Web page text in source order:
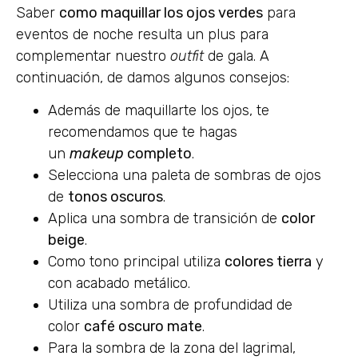
Saber como maquillar los ojos verdes para
eventos de noche resulta un plus para
complementar nuestro outfitde gala. A
continuación, de damos algunos consejos:
Además de maquillarte los ojos, te
recomendamos que te hagas
un makeup completo.
Selecciona una paleta de sombras de ojos
de tonos oscuros.
Aplica una sombra de transición de color
beige.
Como tono principal utiliza colores tierra y
con acabado metálico.
Utiliza una sombra de profundidad de
color café oscuro mate.
Para la sombra de la zona del lagrimal,